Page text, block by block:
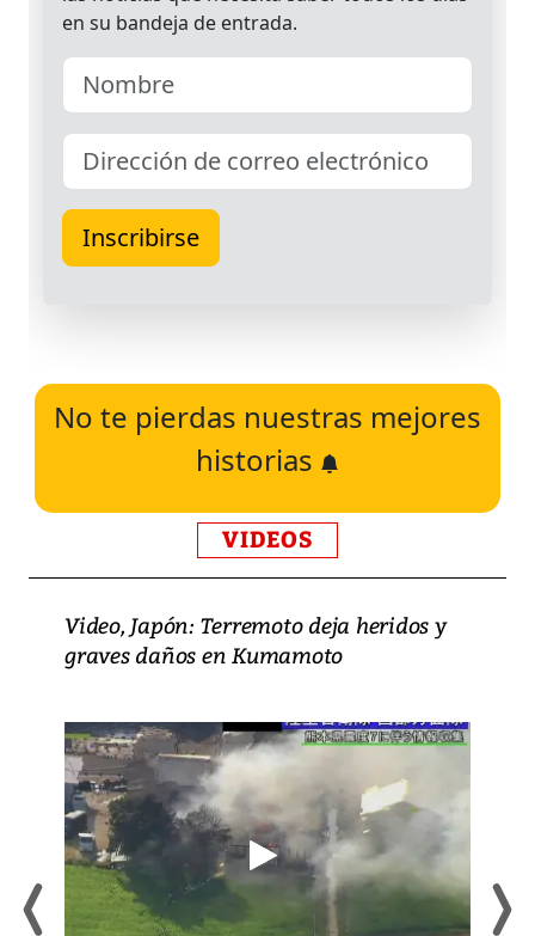
No te pierdas nuestras mejores
historias
VIDEOS
Video, Japón: Terremoto deja heridos y
graves daños en Kumamoto